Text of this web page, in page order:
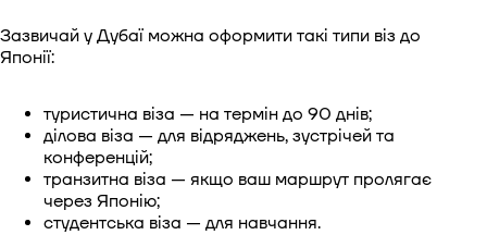
Зазвичай у Дубаї можна оформити такі типи віз до
Японії:
туристична віза — на термін до 90 днів;
ділова віза — для відряджень, зустрічей та
конференцій;
транзитна віза — якщо ваш маршрут пролягає
через Японію;
студентська віза — для навчання.